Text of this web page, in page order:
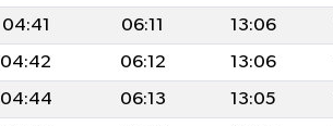
04:41 06:11 13:06
04:42 06:12 13:06
04:44 06:13 13:05